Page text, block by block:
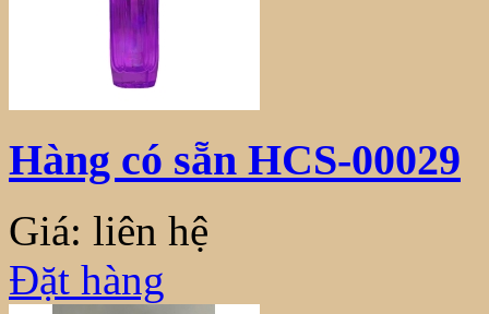
Hàng có sẵn HCS-00029
Giá: liên hệ
Đặt hàng